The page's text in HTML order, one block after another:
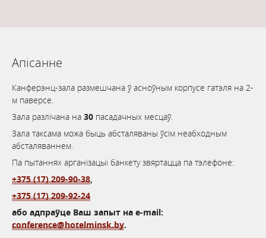
Апісанне
Канферэнц-зала размешчана ў асноўным корпусе гатэля на 2-
м паверсе.
Зала разлічана на 30 пасадачных месцаў.
Зала таксама можа быць абсталяваны ўсім неабходным
абсталяваннем.
Па пытаннях арганізацыі банкету звяртацца па тэлефоне:
+375 (17) 209-90-38
+375 (17) 209-92-24
або адпраўце Ваш запыт на e-mail:
conference@hotelminsk.by.